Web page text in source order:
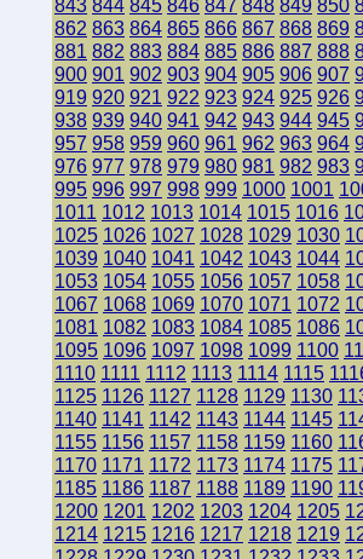
843 844 845 846 847 848 849 850
862 863 864 865 866 867 868 869
881 882 883 884 885 886 887 888
900 901 902 903 904 905 906 907
919 920 921 922 923 924 925 926
938 939 940 941 942 943 944 945
957 958 959 960 961 962 963 964
976 977 978 979 980 981 982 983
995 996 997 998 999 1000 1001
1011 1012 1013 1014 1015 1016
1025 1026 1027 1028 1029 1030
1039 1040 1041 1042 1043 1044
1053 1054 1055 1056 1057 1058
1067 1068 1069 1070 1071 1072
1081 1082 1083 1084 1085 1086
1095 1096 1097 1098 1099 1100
1110 1111 1112 1113 1114 1115
1125 1126 1127 1128 1129 1130
1140 1141 1142 1143 1144 1145
1155 1156 1157 1158 1159 1160
1170 1171 1172 1173 1174 1175
1185 1186 1187 1188 1189 1190
1200 1201 1202 1203 1204 1205
1214 1215 1216 1217 1218 1219